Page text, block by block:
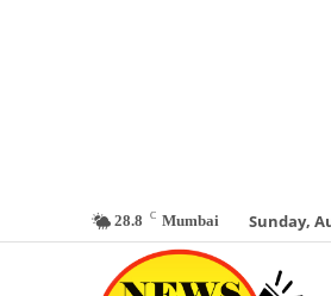
28.8 C Mumbai Sunday,